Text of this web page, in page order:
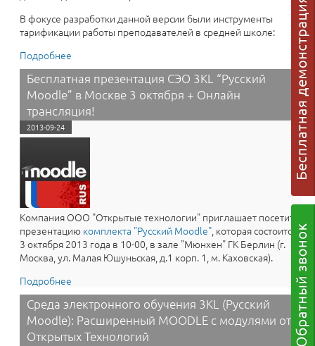
В фокусе разработки данной версии были инструменты
тарификации работы преподавателей в средней школе:
Подробнее о “Электронный Деканат” в Moodle 2.4.9: Точный учет
зарплаты преподавателей (средняя школа)!
Бесплатная презентация СЭО 3KL “Русский
Moodle” в Москве 3 октября + Онлайн
трансляция!
2013-09-24
Компания ООО "Открытые технологии" приглашает посетить
презентацию комплекта "Русский Moodle", которая состоится
3 октября 2013 года в 10-00, в зале "Мюнхен" ГК Берлин (г.
Москва, ул. Малая Юшуньская, д.1 корп. 1, м. Каховская).
Подробнее о Бесплатная презентация СЭО 3KL “Русский Moodle”
в Москве 3 октября + Онлайн трансляция!
Среда электронного обучения 3KL (Русский
Moodle): Расширенный MOODLE с модулями от
Открытых Технологий